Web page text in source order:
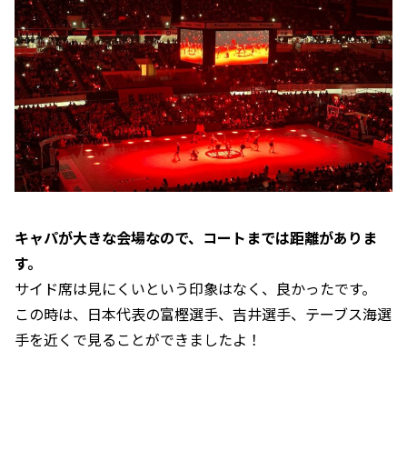
キャパが大きな会場なので、コートまでは距離がありま
す。
サイド席は見にくいという印象はなく、良かったです。
この時は、日本代表の富樫選手、吉井選手、テーブス海選
手を近くで見ることができましたよ！